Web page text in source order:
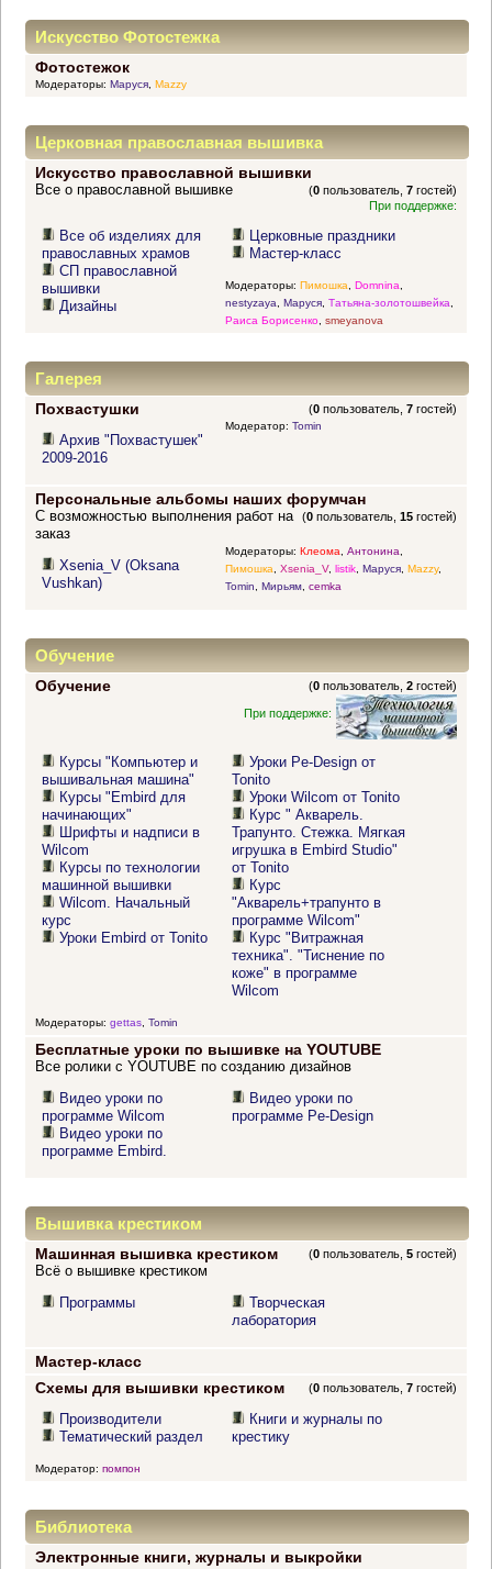
Искусство Фотостежка
Фотостежок
Модераторы: Маруся, Mazzy
Церковная православная вышивка
Искусство православной вышивки
(0 пользователь,7 гостей)
Все о православной вышивке
При поддержке:
Все об изделиях для
православных храмов
СП православной
вышивки
Дизайны
Церковные праздники
Мастер-класс
Модераторы: Пимошка Domnina
nestyzaya
Маруся, Татьяна-золотошвейка
Раиса Борисенко, smeyanova
Галерея
Похвастушки (0 пользователь,7 гостей)
Архив "Похвастушек"
2009-2016
Модератор: Tomin
Персональные альбомы наших форумчан
(0 пользователь,15 гостей)
С возможностью выполнения работ на
заказ
Xsenia_V (Oksana
Vushkan)
Модераторы: Клеома, Антонина,
Пимошка, Xsenia_V, listik, Маруся, Mazzy,
Tomin, Мирьям, cemka
Обучение
Обучение (0 пользователь,2 гостей)
При поддержке:
Курсы "Компьютер и
вышивальная машина"
Курсы "Embird для
начинающих"
Шрифты и надписи в
Wilcom
Курсы по технологии
машинной вышивки
Wilcom. Начальный
курс
Уроки Embird от Tonito
Уроки Pe-Design от
Tonito
Уроки Wilcom от Tonito
Курс " Акварель.
Трапунто. Стежка. Мягкая
игрушка в Embird Studio"
от Tonito
Курс
"Акварель+трапунто в
программе Wilcom"
Курс "Витражная
техника". "Тиснение по
коже" в программе
Wilcom
Модераторы: gettas, Tomin
Бесплатные уроки по вышивке на YOUTUBE
Все ролики с YOUTUBE по созданию дизайнов
Видео уроки по
программе Wilcom
Видео уроки по
программе Embird.
Видео уроки по
программе Pe-Design
Вышивка крестиком
Машинная вышивка крестиком (0 пользователь,5 гостей)
Всё о вышивке крестиком
Программы
Творческая
лаборатория
Мастер-класс
Схемы для вышивки крестиком
(0 пользователь,7 гостей)
Производители
Тематический раздел
Книги и журналы по
крестику
Модератор: помпон
Библиотека
Электронные книги, журналы и выкройки